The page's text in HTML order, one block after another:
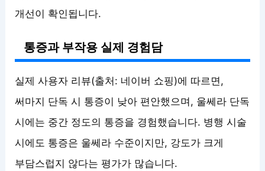
개선이 확인됩니다.
통증과 부작용 실제 경험담
실제 사용자 리뷰(출처: 네이버 쇼핑)에 따르면,
써마지 단독 시 통증이 낮아 편안했으며, 울쎄라 단독
시에는 중간 정도의 통증을 경험했습니다. 병행 시술
시에도 통증은 울쎄라 수준이지만, 강도가 크게
부담스럽지 않다는 평가가 많습니다.